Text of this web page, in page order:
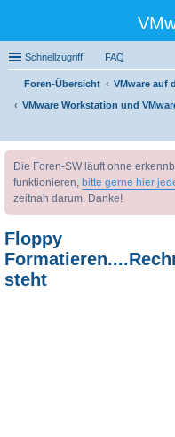
Schnellzugriff FAQ
Foren-Übersicht
VMware auf
VMware Workstation und
Die Foren-SW läuft ohne
funktionieren, bitte gerne hier
zeitnah darum. Danke!
Floppy
steht